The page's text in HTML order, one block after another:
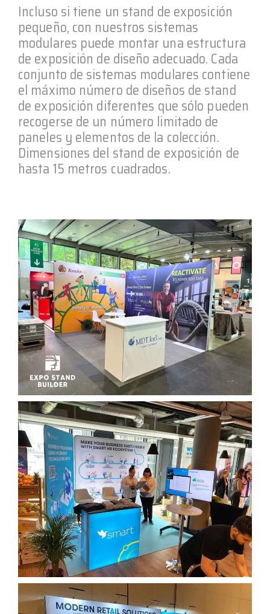
Incluso si tiene un stand de exposición
pequeño, con nuestros sistemas
modulares puede montar una estructura
de exposición de diseño adecuado. Cada
conjunto de sistemas modulares contiene
el máximo número de diseños de stand
de exposición diferentes que sólo pueden
recogerse de un número limitado de
paneles y elementos de la colección.
Dimensiones del stand de exposición de
hasta 15 metros cuadrados.